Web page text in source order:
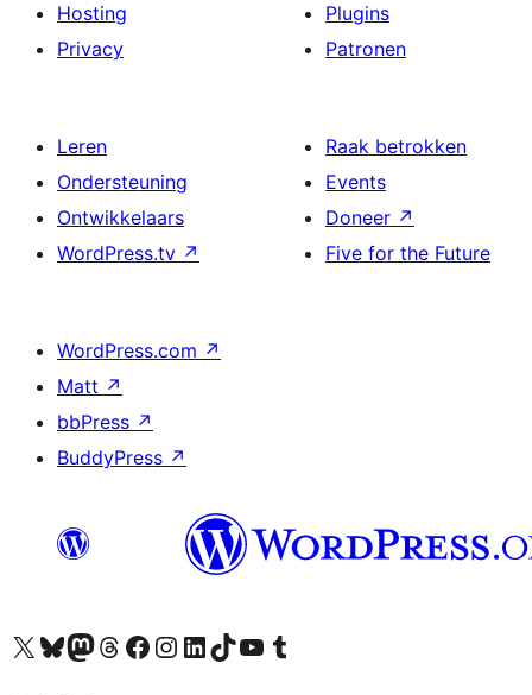
Hosting
Privacy
Plugins
Patronen
Leren
Ondersteuning
Ontwikkelaars
WordPress.tv ↗
Raak betrokken
Events
Doneer ↗
Five for the Future
WordPress.com ↗
Matt ↗
bbPress ↗
BuddyPress ↗
Bezoek ons X (voorheen Twitter) account
Bezoek onze Bluesky account
Bezoek ons Mastodon account
Bezoek onze Threads account
Onze Facebookpagina bezoeken
Bezoek onze Instagram account
Bezoek onze LinkedIn account
Bezoek onze TikTok account
Bezoek ons YouTube kanaalBezoek onze Tumblr account